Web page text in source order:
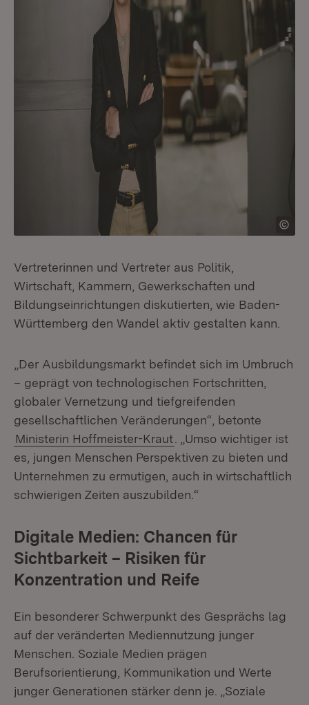
Vertreterinnen und Vertreter aus Politik,
Wirtschaft, Kammern, Gewerkschaften und
Bildungseinrichtungen diskutierten, wie Baden-
Württemberg den Wandel aktiv gestalten kann.
„Der Ausbildungsmarkt befindet sich im Umbruch
– geprägt von technologischen Fortschritten,
globaler Vernetzung und tiefgreifenden
gesellschaftlichen Veränderungen“, betonte
Ministerin Hoffmeister-Kraut . „Umso wichtiger ist
es, jungen Menschen Perspektiven zu bieten und
Unternehmen zu ermutigen, auch in wirtschaftlich
schwierigen Zeiten auszubilden.“
Digitale Medien: Chancen für
Sichtbarkeit – Risiken für
Konzentration und Reife
Ein besonderer Schwerpunkt des Gesprächs lag
auf der veränderten Mediennutzung junger
Menschen. Soziale Medien prägen
Berufsorientierung, Kommunikation und Werte
junger Generationen stärker denn je. „Soziale